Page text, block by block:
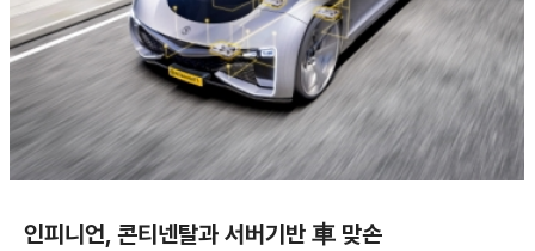
인피니언, 콘티넨탈과 서버기반 車 맞손